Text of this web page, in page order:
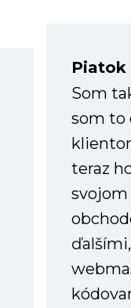
Piatok
Som
som to
teraz